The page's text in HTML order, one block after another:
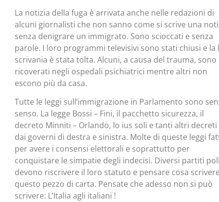
La notizia della fuga è arrivata anche nelle redazioni di
alcuni giornalisti che non sanno come si scrive una
senza denigrare un immigrato. Sono scioccati e senza
parole. I loro programmi televisivi sono stati chiusi e la
scrivania è stata tolta. Alcuni, a causa del trauma, sono
ricoverati negli ospedali psichiatrici mentre altri non
escono più da casa.
Tutte le leggi sull’immigrazione in Parlamento sono
senso. La legge Bossi – Fini, il pacchetto sicurezza, il
decreto Minniti – Orlando, lo ius soli e tanti altri
dai governi di destra e sinistra. Molte di queste leggi
per avere i consensi elettorali e soprattutto per
conquistare le simpatie degli indecisi. Diversi partiti
devono riscrivere il loro statuto e pensare cosa
questo pezzo di carta. Pensate che adesso non si può
scrivere: L’Italia agli italiani !